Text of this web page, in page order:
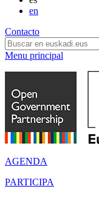
en
Contacto
Menu principal
AGENDA
PARTICIPA